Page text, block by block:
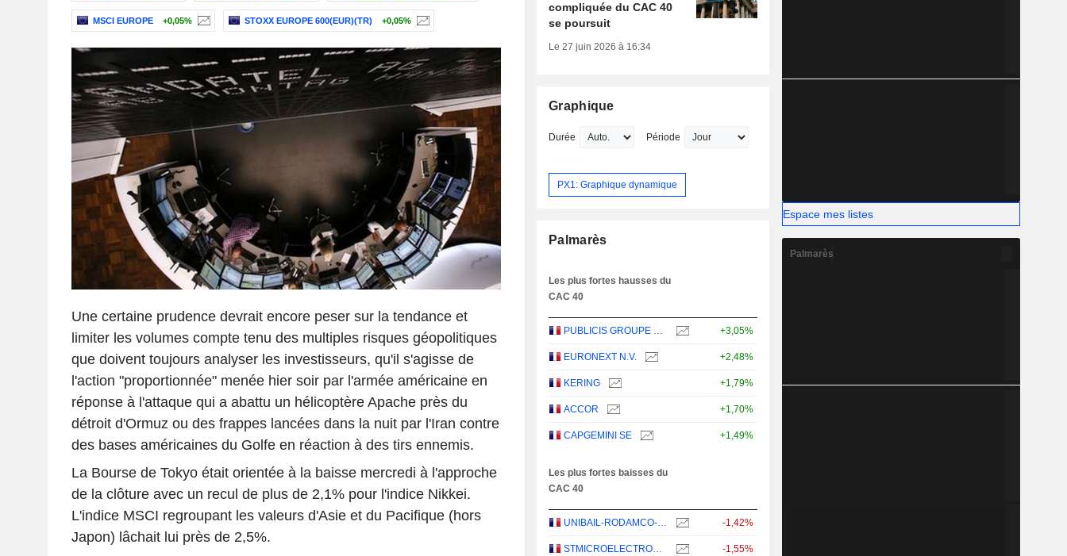
MSCI EUROPE +0,05% STOXX EUROPE 600(EUR)(TR) +0,05%
Une certaine prudence devrait encore peser sur la tendance et
limiter les volumes compte tenu des multiples risques géopolitiques
que doivent toujours analyser les investisseurs, qu'il s'agisse de
l'action "proportionnée" menée hier soir par l'armée américaine en
réponse à l'attaque qui a abattu un hélicoptère Apache près du
détroit d'Ormuz ou des frappes lancées dans la nuit par l'Iran contre
des bases américaines du Golfe en réaction à des tirs ennemis.
La Bourse de Tokyo était orientée à la baisse mercredi à l'approche
de la clôture avec un recul de plus de 2,1% pour l'indice Nikkei.
L'indice MSCI regroupant les valeurs d'Asie et du Pacifique (hors
Japon) lâchait lui près de 2,5%.
compliquée du CAC 40
se poursuit
Le 27 juin 2026 à 16:34
Graphique
Durée Période
PX1: Graphique dynamique
Palmarès
Les plus fortes hausses du
CAC 40
PUBLICIS GROUPE S.A. +3,05%
EURONEXT N.V. +2,48%
KERING +1,79%
ACCOR +1,70%
CAPGEMINI SE +1,49%
Les plus fortes baisses du
CAC 40
UNIBAIL-RODAMCO-WESTFIELD SE -1,42%
STMICROELECTRONICS N.V. -1,55%
Espace mes listes
Palmarès